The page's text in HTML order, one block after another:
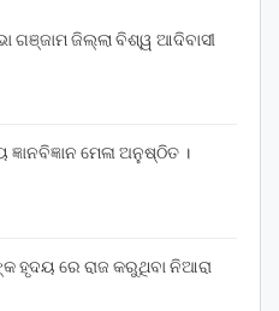
ଗଞ୍ଜାମ ଜିଲ୍ଲା ବିଶ୍ୱ ଆଦିବାସୀ
ମେଳା ଅନୁଷ୍ଠିତ ।
ହୃଦୟ ରେ ରାଜ କରୁଥିବା ନିଆରା